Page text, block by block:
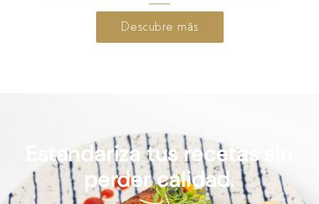
Descubre más
Estandariza tus recetas sin
perder calidad.